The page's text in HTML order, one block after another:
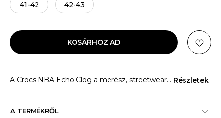
41-42 42-43
KOSÁRHOZ AD
A Crocs NBA Echo Clog a merész, streetwear... Részletek
A TERMÉKRŐL